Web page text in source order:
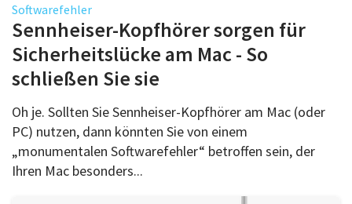
Softwarefehler
Sennheiser-Kopfhörer sorgen für
Sicherheitslücke am Mac - So
schließen Sie sie
Oh je. Sollten Sie Sennheiser-Kopfhörer am Mac (oder
PC) nutzen, dann könnten Sie von einem
„monumentalen Softwarefehler“ betroffen sein, der
Ihren Mac besonders...